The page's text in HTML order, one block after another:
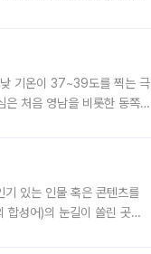
낮 기온이 37~39도를 찍는 극
은 처음 영남을 비롯한 동쪽
기 있는 인물 혹은 콘텐츠를
성어)의 눈길이 쏠린 곳은